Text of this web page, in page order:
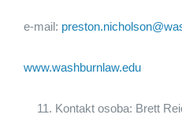
e-mail:
www.washburnlaw.edu
Kontakt osoba: Brett